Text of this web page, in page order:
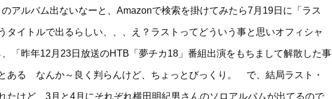
アルバム出ないなーと、Amazonで検索を掛けてみたら7月19日に「ラス
タイトルで出るらしい、、、え？ラストってどういう事と思いオフィシャ
「昨年12月23日放送のHTB「夢チカ18」番組出演をもちまして解散した事
ある なんか～良く判らんけど、ちょっとびっくり。 で、結局ラスト・
たけど 3月と4月にそれぞれ横田明紀男さんのソロアルバムが出てるので